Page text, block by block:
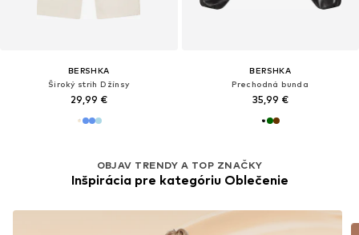
BERSHKA
Široký strih Džínsy
29,99 €
BERSHKA
Prechodná bunda
35,99 €
OBJAV TRENDY A TOP ZNAČKY
Inšpirácia pre kategóriu Oblečenie